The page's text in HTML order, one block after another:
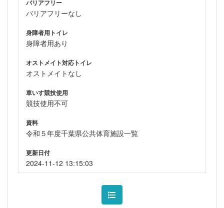
バリアフリー
バリアフリーなし
身障者用トイレ
身障者用あり
オストメイト対応トイレ
オストメイトなし
車いす競技使用
競技使用不可
資料
令和５年度千葉県公共体育施設一覧
更新日付
2024-11-12 13:15:03